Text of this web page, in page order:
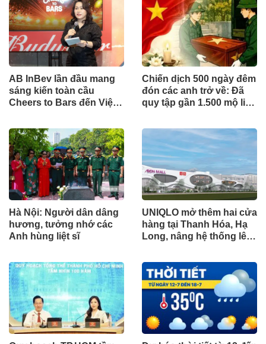
AB InBev lần đầu mang
sáng kiến toàn cầu
Cheers to Bars đến Việt
Chiến dịch 500 ngày đêm
đón các anh trở về: Đã
quy tập gần 1.500 mộ liệt
Hà Nội: Người dân dâng
hương, tưởng nhớ các
Anh hùng liệt sĩ
UNIQLO mở thêm hai cửa
hàng tại Thanh Hóa, Hạ
Long, nâng hệ thống lên
quốc